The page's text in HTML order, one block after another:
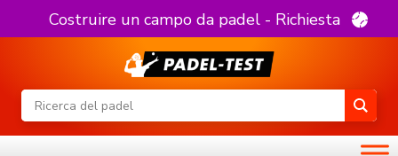
Costruire un campo da padel - Richiesta